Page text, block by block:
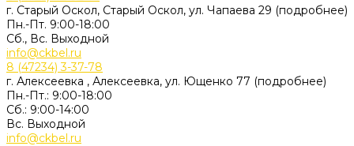
г. Старый Оскол, Старый Оскол, ул. Чапаева 29 (подробнее)
Пн.-Пт. 9:00-18:00
Сб., Вс. Выходной
info@ckbel.ru
8 (47234) 3-37-78
г. Алексеевка , Алексеевка, ул. Ющенко 77 (подробнее)
Пн.-Пт.: 9:00-18:00
Сб.: 9:00-14:00
Вс. Выходной
info@ckbel.ru